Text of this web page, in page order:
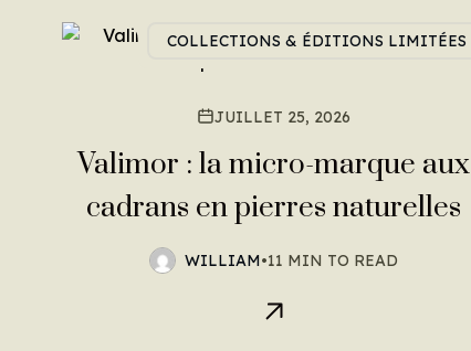
COLLECTIONS & ÉDITIONS LIMITÉES
JUILLET 25, 2026
Valimor : la micro-marque aux
cadrans en pierres naturelles
WILLIAM•11 MIN TO READ